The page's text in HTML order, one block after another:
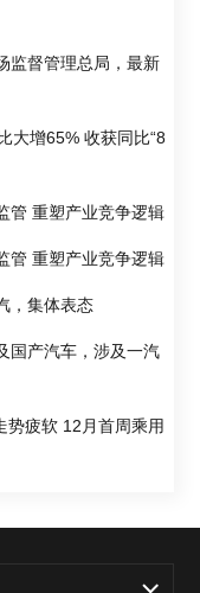
监督管理总局，最新
大增65% 收获同比“8
管 重塑产业竞争逻辑
管 重塑产业竞争逻辑
，集体表态
国产汽车，涉及一汽
势疲软 12月首周乘用